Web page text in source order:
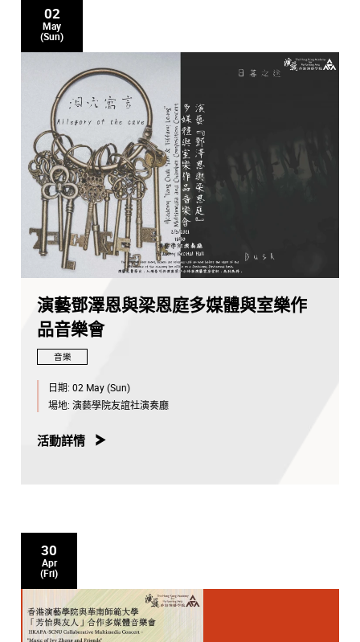
02
May
(Sun)
演藝鄧澤恩與梁恩庭多媒體與室樂作
品音樂會
音樂
日期: 02 May (Sun)
場地: 演藝學院友誼社演奏廳
活動詳情
30
Apr
(Fri)